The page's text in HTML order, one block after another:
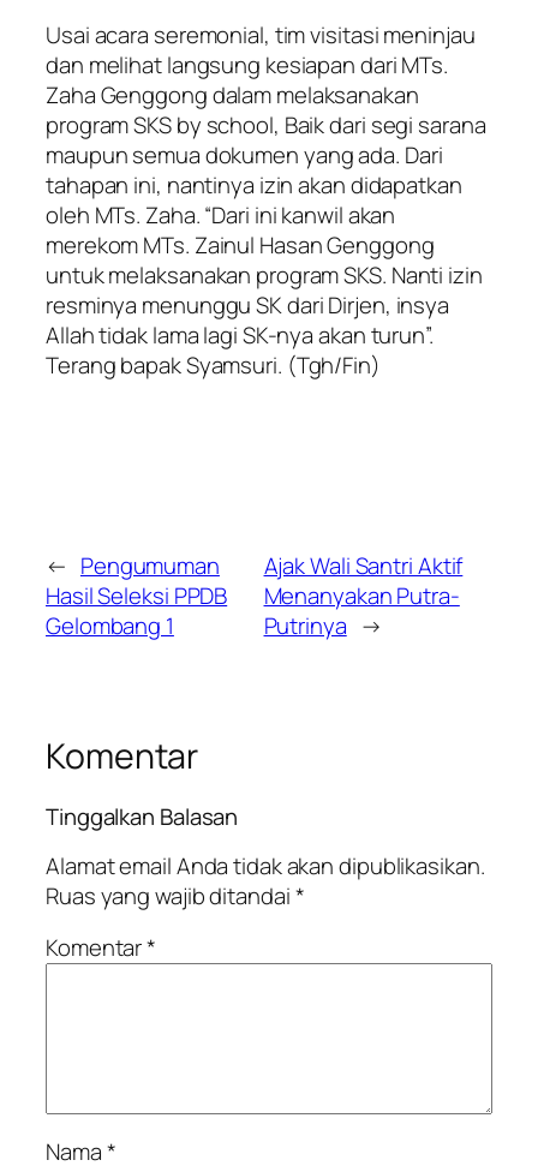
Usai acara seremonial, tim visitasi meninjau
dan melihat langsung kesiapan dari MTs.
Zaha Genggong dalam melaksanakan
program SKS by school, Baik dari segi sarana
maupun semua dokumen yang ada. Dari
tahapan ini, nantinya izin akan didapatkan
oleh MTs. Zaha. “Dari ini kanwil akan
merekom MTs. Zainul Hasan Genggong
untuk melaksanakan program SKS. Nanti izin
resminya menunggu SK dari Dirjen, insya
Allah tidak lama lagi SK-nya akan turun”.
Terang bapak Syamsuri. (Tgh/Fin)
← Pengumuman
Hasil Seleksi PPDB
Gelombang 1
Ajak Wali Santri Aktif
Menanyakan Putra-
Putrinya →
Komentar
Tinggalkan Balasan
Alamat email Anda tidak akan dipublikasikan.
Ruas yang wajib ditandai*
Komentar*
Nama*